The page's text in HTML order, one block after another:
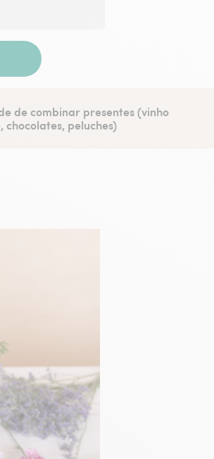
de combinar presentes (vinho
chocolates, peluches)